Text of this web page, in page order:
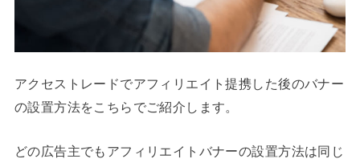
アクセストレードでアフィリエイト提携した後のバナー
の設置方法をこちらでご紹介します。
どの広告主でもアフィリエイトバナーの設置方法は同じ